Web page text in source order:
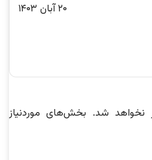
۲۰ آبان ۱۴۰۳
نخواهد شد. بخش‌های موردنیاز